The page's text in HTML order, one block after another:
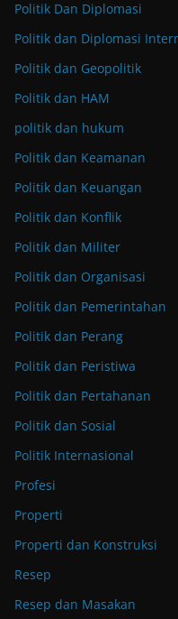
Politik Dan Diplomasi
Politik dan Diplomasi
Politik dan Geopolitik
Politik dan HAM
politik dan hukum
Politik dan Keamanan
Politik dan Keuangan
Politik dan Konflik
Politik dan Militer
Politik dan Organisasi
Politik dan Pemerintahan
Politik dan Perang
Politik dan Peristiwa
Politik dan Pertahanan
Politik dan Sosial
Politik Internasional
Profesi
Properti
Properti dan Konstruksi
Resep
Resep dan Masakan